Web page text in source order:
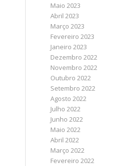
Maio 2023
Abril 2023
Março 2023
Fevereiro 2023
Janeiro 2023
Dezembro 2022
Novembro 2022
Outubro 2022
Setembro 2022
Agosto 2022
Julho 2022
Junho 2022
Maio 2022
Abril 2022
Março 2022
Fevereiro 2022